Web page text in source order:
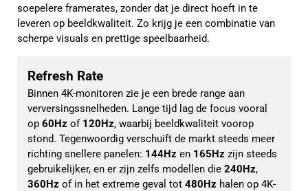
soepelere framerates, zonder dat je direct hoeft in te
leveren op beeldkwaliteit. Zo krijg je een combinatie van
scherpe visuals en prettige speelbaarheid.
Refresh Rate
Binnen 4K-monitoren zie je een brede range aan
verversingssnelheden. Lange tijd lag de focus vooral
op 60Hz of 120Hz, waarbij beeldkwaliteit voorop
stond. Tegenwoordig verschuift de markt steeds meer
richting snellere panelen: 144Hz en 165Hz zijn steeds
gebruikelijker, en er zijn zelfs modellen die 240Hz
360Hz of in het extreme geval tot 480Hz halen op 4K-